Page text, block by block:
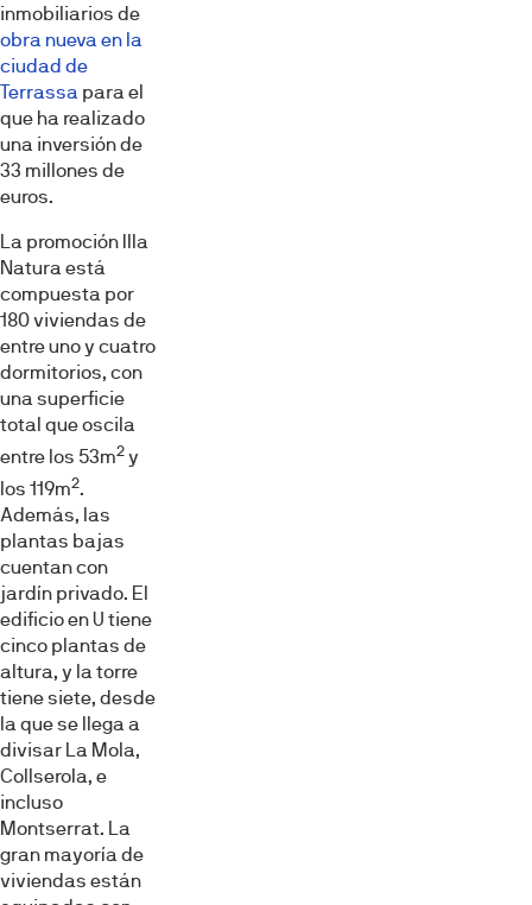
inmobiliarios de
obra nueva en la
ciudad de
Terrassa para el
que ha realizado
una inversión de
33 millones de
euros.
La promoción Illa
Natura está
compuesta por
180 viviendas de
entre uno y cuatro
dormitorios, con
una superficie
total que oscila
entre los 53m2 y
los 119m2.
Además, las
plantas bajas
cuentan con
jardín privado. El
edificio en U tiene
cinco plantas de
altura, y la torre
tiene siete, desde
la que se llega a
divisar La Mola,
Collserola, e
incluso
Montserrat. La
gran mayoría de
viviendas están